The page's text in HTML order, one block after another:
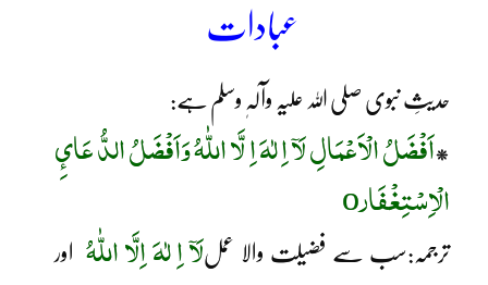
عبادات
حدیثِ نبوی صلی اللہ علیہ وآلہٖ وسلم ہے:
*اَفْضَلُ الْاَعْمَالِ لَآ اِ لٰہَ اِ لَّا اللّٰہُ وَاَفْضَلُ الدُّ عَائِ
الْاِسْتِغْفَارo
ترجمہ:سب سے فضیلت والا عمللَآ اِ لٰہَ اِلَّا اللّٰہُ اور